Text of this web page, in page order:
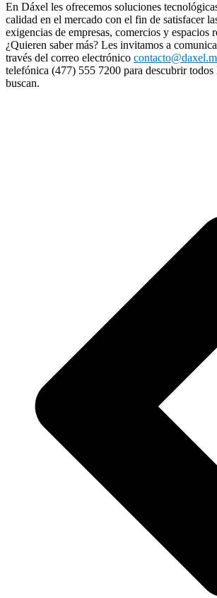
En Dáxel les ofrecemos soluciones
calidad en el mercado con el fin de satisfacer
exigencias de empresas, comercios y espacios
¿Quieren saber más? Les invitamos a
través del correo electrónico
telefónica (477) 555 7200 para descubrir todos
buscan.